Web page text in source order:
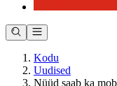
Kodu
Uudised
Nüüd saab ka